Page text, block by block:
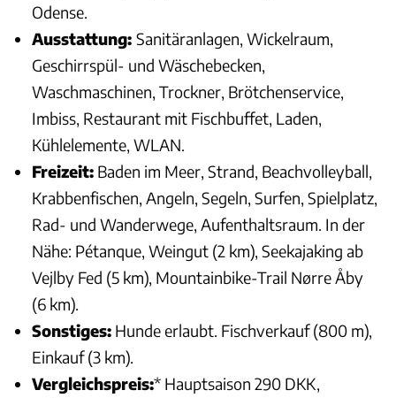
Odense.
Ausstattung: Sanitäranlagen, Wickelraum,
Geschirrspül- und Wäschebecken,
Waschmaschinen, Trockner, Brötchenservice,
Imbiss, Restaurant mit Fischbuffet, Laden,
Kühlelemente, WLAN.
Freizeit: Baden im Meer, Strand, Beachvolleyball,
Krabbenfischen, Angeln, Segeln, Surfen, Spielplatz,
Rad- und Wanderwege, Aufenthaltsraum. In der
Nähe: Pétanque, Weingut (2 km), Seekajaking ab
Vejlby Fed (5 km), Mountainbike-Trail Nørre Åby
(6 km).
Sonstiges: Hunde erlaubt. Fischverkauf (800 m),
Einkauf (3 km).
Vergleichspreis:* Hauptsaison 290 DKK,